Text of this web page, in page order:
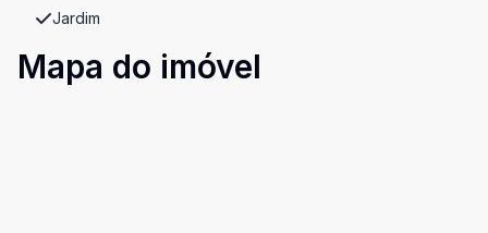
Jardim
Mapa do imóvel